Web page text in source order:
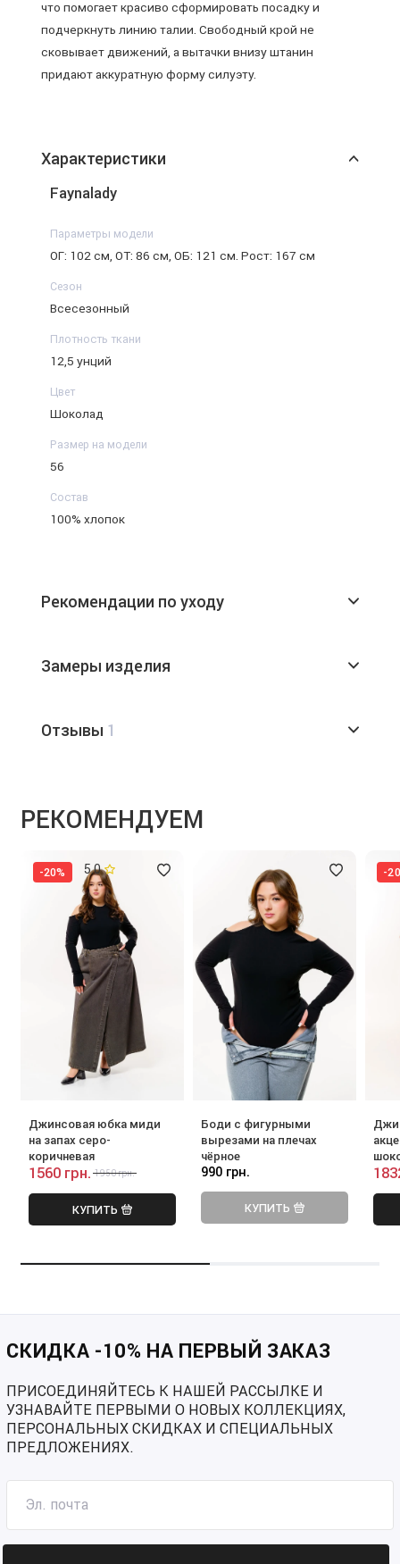
что помогает красиво сформировать посадку и
подчеркнуть линию талии. Свободный крой не
сковывает движений, а вытачки внизу штанин
придают аккуратную форму силуэту.
Характеристики
Faynalady
Параметры модели
ОГ: 102 см, ОТ: 86 см, ОБ: 121 см. Рост: 167 см
Сезон
Всесезонный
Плотность ткани
12,5 унций
Цвет
Шоколад
Размер на модели
56
Состав
100% хлопок
Рекомендации по уходу
Замеры изделия
Отзывы 1
РЕКОМЕНДУЕМ
-20% 5.0
Джинсовая юбка миди
на запах серо-
коричневая
1560 грн. 1950 грн.
КУПИТЬ
Боди с фигурными
вырезами на плечах
чёрное
990 грн.
КУПИТЬ
-
СКИДКА -10% НА ПЕРВЫЙ ЗАКАЗ
ПРИСОЕДИНЯЙТЕСЬ К НАШЕЙ РАССЫЛКЕ И
УЗНАВАЙТЕ ПЕРВЫМИ О НОВЫХ КОЛЛЕКЦИЯХ,
ПЕРСОНАЛЬНЫХ СКИДКАХ И СПЕЦИАЛЬНЫХ
ПРЕДЛОЖЕНИЯХ.